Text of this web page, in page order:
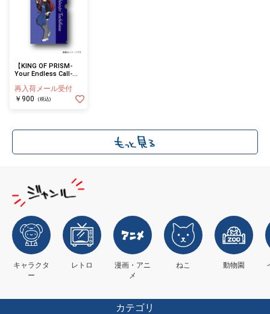
【KING OF PRISM-
Your Endless Call-み
ズム☆ツアーズ】クリ
アファイル 太刀花ユキ
再入荷メール受付
￥900
(税込)
キャラクタ
ー
レトロ
漫画・アニ
メ
ねこ 動物園
カテゴリ